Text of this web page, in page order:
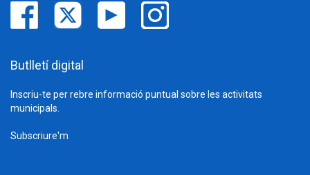
Butlletí digital
Inscriu-te per rebre informació puntual sobre les activitats
municipals.
Subscriure'm